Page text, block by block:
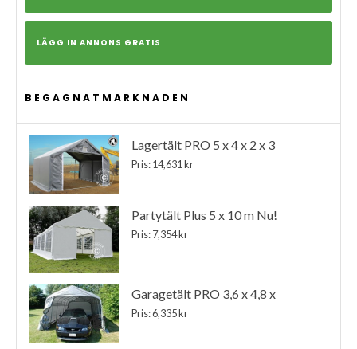
LÄGG IN ANNONS GRATIS
BEGAGNATMARKNADEN
Lagertält PRO 5 x 4 x 2 x 3
Pris: 14,631 kr
Partytält Plus 5 x 10 m Nu!
Pris: 7,354 kr
Garagetält PRO 3,6 x 4,8 x
Pris: 6,335 kr